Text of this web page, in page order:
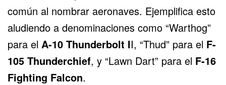
común al nombrar aeronaves. Ejemplifica esto
aludiendo a denominaciones como “Warthog”
para el A-10 Thunderbolt II, “Thud” para el F-
105 Thunderchief, y “Lawn Dart” para el F-16
Fighting Falcon.